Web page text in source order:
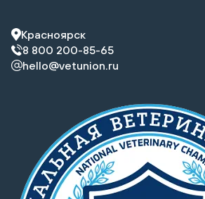
Красноярск
8 800 200-85-65
hello@vetunion.ru